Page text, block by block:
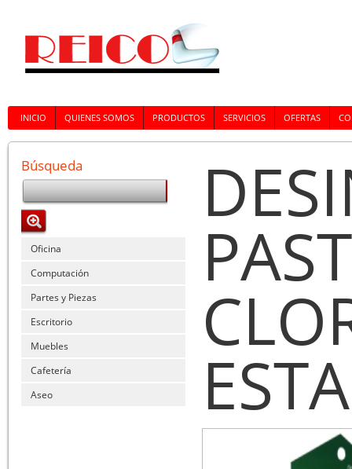
INICIO QUIENES SOMOS PRODUCTOS SERVICIOS OFERTAS
Búsqueda
Oficina
Computación
Partes y Piezas
Escritorio
Muebles
Cafetería
Aseo